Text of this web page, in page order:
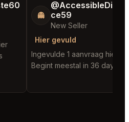
👻
ce59
New Seller
Hier gevuld
Ingevulde 1 aanvraag hier
Begint meestal in 36 days